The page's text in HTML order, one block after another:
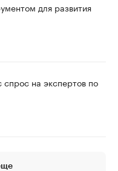
для развития
на экспертов по